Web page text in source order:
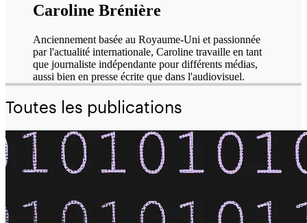
Caroline Brénière
Anciennement basée au Royaume-Uni et passionnée
par l'actualité internationale, Caroline travaille en tant
que journaliste indépendante pour différents médias,
aussi bien en presse écrite que dans l'audiovisuel.
Toutes les publications